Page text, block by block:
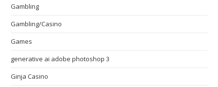
Gambling
Gambling/Casino
Games
generative ai adobe photoshop 3
Ginja Casino